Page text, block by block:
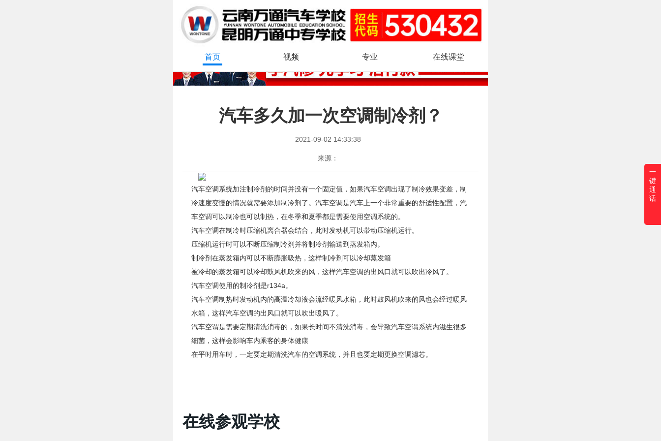
首页 视频 专业 在线课堂
汽车多久加一次空调制冷剂？
2021-09-02 14:33:38
来源：
汽车空调系统加注制冷剂的时间并没有一个固定值，如果汽车空调出现了制冷效果变差，制
冷速度变慢的情况就需要添加制冷剂了。汽车空调是汽车上一个非常重要的舒适性配置，汽
车空调可以制冷也可以制热，在冬季和夏季都是需要使用空调系统的。
汽车空调在制冷时压缩机离合器会结合，此时发动机可以帯动压缩机运行。
压缩机运行时可以不断压缩制冷剂并将制冷剂输送到蒸发箱内。
制冷剂在蒸发箱内可以不断膨胀吸热，这样制冷剂可以冷却蒸发箱
被冷却的蒸发箱可以冷却鼓风机吹来的风，这样汽车空调的出风口就可以吹出冷风了。
汽车空调使用的制冷剂是r134a。
汽车空调制热时发动机内的高温冷却液会流经暖风水箱，此时鼓风机吹来的风也会经过暖风
水箱，这样汽车空调的出风口就可以吹出暖风了。
汽车空谓是需要定期清洗消毒的，如果长时间不清洗消毒，会导致汽车空谓系统内滋生很多
细菌，这样会影响车内乘客的身体健康
在平时用车时，一定要定期清洗汽车的空调系统，并且也要定期更换空调濾芯。
在线参观学校
一
键
通
话